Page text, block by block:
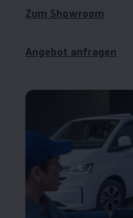
Zum Showroom
Angebot anfragen